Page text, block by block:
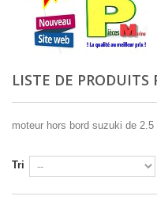
LISTE DE PRODUITS
moteur hors bord suzuki de
Tri